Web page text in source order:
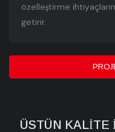
özelleştirme
getirir.
ÜSTÜN KALITE